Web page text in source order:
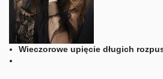
Wieczorowe upięcie długich